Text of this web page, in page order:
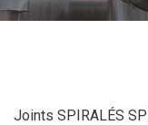
Joints SPIRALÉS